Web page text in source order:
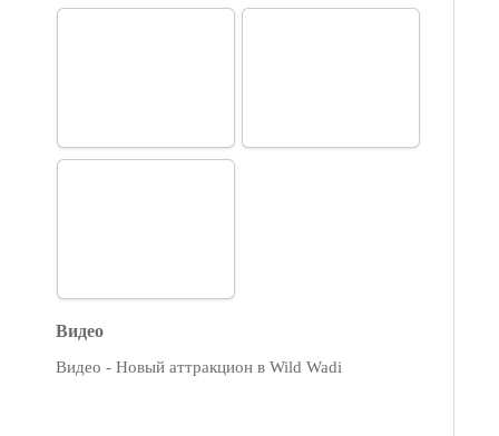
Видео
Видео - Новый аттракцион в Wild Wadi